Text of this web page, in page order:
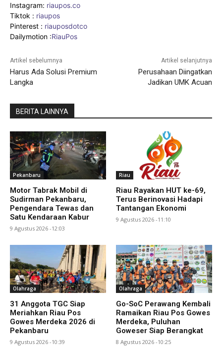
Instagram: riaupos.co
Tiktok : riaupos
Pinterest : riauposdotco
Dailymotion :RiauPos
Artikel sebelumnya
Harus Ada Solusi Premium
Langka
Artikel selanjutnya
Perusahaan Diingatkan
Jadikan UMK Acuan
BERITA LAINNYA
Pekanbaru
Motor Tabrak Mobil di
Sudirman Pekanbaru,
Pengendara Tewas dan
Satu Kendaraan Kabur
9 Agustus 2026 -12:03
Riau
Riau Rayakan HUT ke-69,
Terus Berinovasi Hadapi
Tantangan Ekonomi
9 Agustus 2026 -11:10
Olahraga
31 Anggota TGC Siap
Meriahkan Riau Pos
Gowes Merdeka 2026 di
Pekanbaru
9 Agustus 2026 -10:39
Olahraga
Go-SoC Perawang Kembali
Ramaikan Riau Pos Gowes
Merdeka, Puluhan
Goweser Siap Berangkat
8 Agustus 2026 -10:25